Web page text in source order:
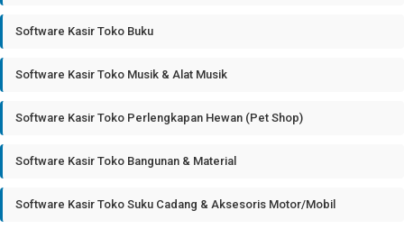
Software Kasir Toko Buku
Software Kasir Toko Musik & Alat Musik
Software Kasir Toko Perlengkapan Hewan (Pet Shop)
Software Kasir Toko Bangunan & Material
Software Kasir Toko Suku Cadang & Aksesoris Motor/Mobil